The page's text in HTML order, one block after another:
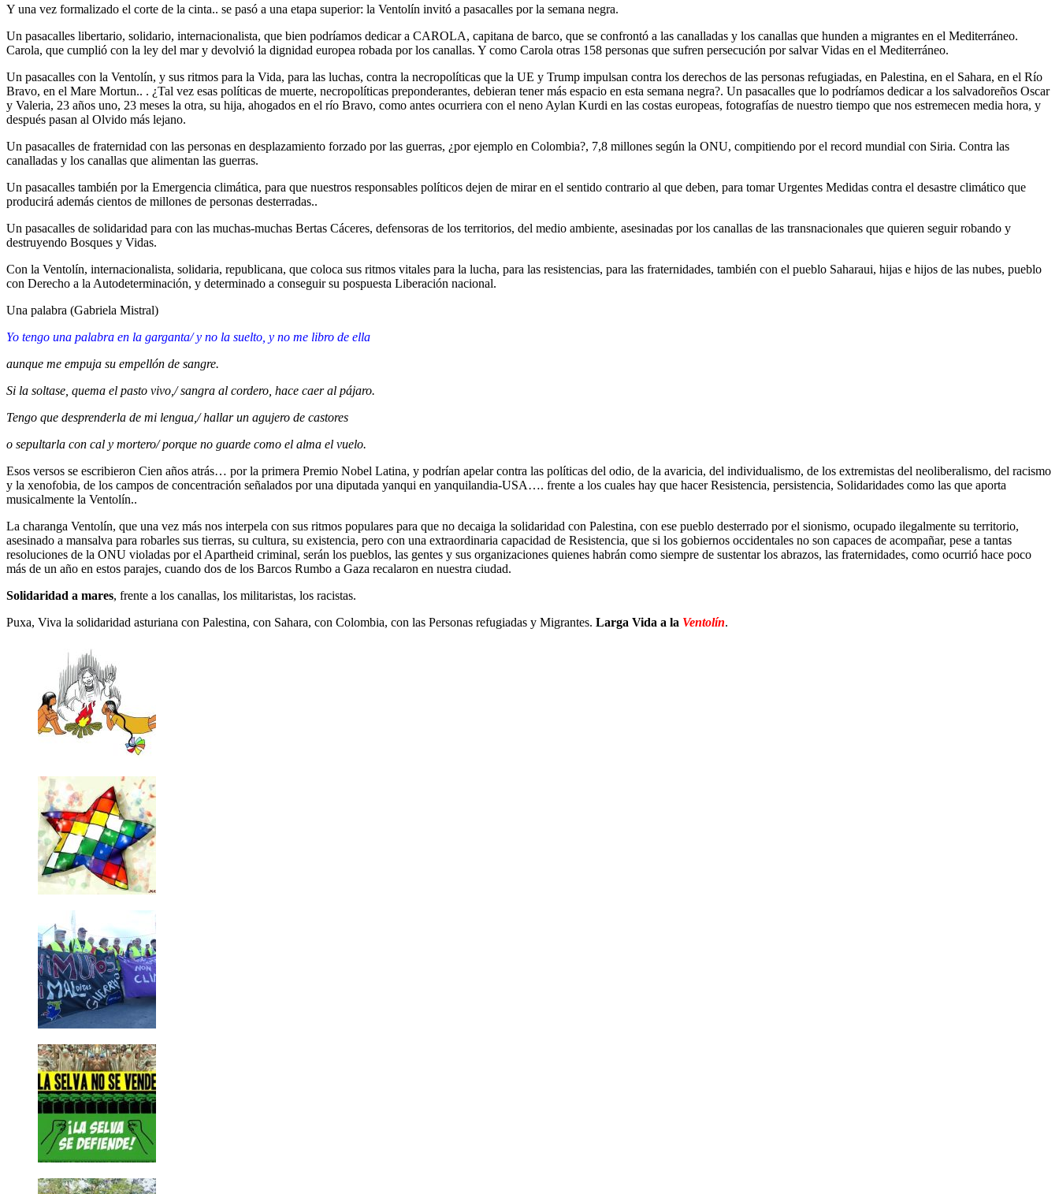
Y una vez formalizado el corte de la cinta.. se pasó a una etapa superior: la Ventolín invitó a pasacalles por la semana negra.
Un pasacalles libertario, solidario, internacionalista, que bien podríamos dedicar a CAROLA, capitana de barco, que se confrontó a las canalladas y los canallas que hunden a migrantes en el Mediterráneo.
Carola, que cumplió con la ley del mar y devolvió la dignidad europea robada por los canallas. Y como Carola otras 158 personas que sufren persecución por salvar Vidas en el Mediterráneo.
Un pasacalles con la Ventolín, y sus ritmos para la Vida, para las luchas, contra la necropolíticas que la UE y Trump impulsan contra los derechos de las personas refugiadas, en Palestina, en el Sahara, en el Río
Bravo, en el Mare Mortun.. . ¿Tal vez esas políticas de muerte, necropolíticas preponderantes, debieran tener más espacio en esta semana negra?. Un pasacalles que lo podríamos dedicar a los salvadoreños Oscar
y Valeria, 23 años uno, 23 meses la otra, su hija, ahogados en el río Bravo, como antes ocurriera con el neno Aylan Kurdi en las costas europeas, fotografías de nuestro tiempo que nos estremecen media hora, y
después pasan al Olvido más lejano.
Un pasacalles de fraternidad con las personas en desplazamiento forzado por las guerras, ¿por ejemplo en Colombia?, 7,8 millones según la ONU, compitiendo por el record mundial con Siria. Contra las
canalladas y los canallas que alimentan las guerras.
Un pasacalles también por la Emergencia climática, para que nuestros responsables políticos dejen de mirar en el sentido contrario al que deben, para tomar Urgentes Medidas contra el desastre climático que
producirá además cientos de millones de personas desterradas..
Un pasacalles de solidaridad para con las muchas-muchas Bertas Cáceres, defensoras de los territorios, del medio ambiente, asesinadas por los canallas de las transnacionales que quieren seguir robando y
destruyendo Bosques y Vidas.
Con la Ventolín, internacionalista, solidaria, republicana, que coloca sus ritmos vitales para la lucha, para las resistencias, para las fraternidades, también con el pueblo Saharaui, hijas e hijos de las nubes, pueblo
con Derecho a la Autodeterminación, y determinado a conseguir su pospuesta Liberación nacional.
Una palabra (Gabriela Mistral)
Yo tengo una palabra en la garganta/ y no la suelto, y no me libro de ella
aunque me empuja su empellón de sangre.
Si la soltase, quema el pasto vivo,/ sangra al cordero, hace caer al pájaro.
Tengo que desprenderla de mi lengua,/ hallar un agujero de castores
o sepultarla con cal y mortero/ porque no guarde como el alma el vuelo.
Esos versos se escribieron Cien años atrás… por la primera Premio Nobel Latina, y podrían apelar contra las políticas del odio, de la avaricia, del individualismo, de los extremistas del neoliberalismo, del racismo
y la xenofobia, de los campos de concentración señalados por una diputada yanqui en yanquilandia-USA…. frente a los cuales hay que hacer Resistencia, persistencia, Solidaridades como las que aporta
musicalmente la Ventolín..
La charanga Ventolín, que una vez más nos interpela con sus ritmos populares para que no decaiga la solidaridad con Palestina, con ese pueblo desterrado por el sionismo, ocupado ilegalmente su territorio,
asesinado a mansalva para robarles sus tierras, su cultura, su existencia, pero con una extraordinaria capacidad de Resistencia, que si los gobiernos occidentales no son capaces de acompañar, pese a tantas
resoluciones de la ONU violadas por el Apartheid criminal, serán los pueblos, las gentes y sus organizaciones quienes habrán como siempre de sustentar los abrazos, las fraternidades, como ocurrió hace poco
más de un año en estos parajes, cuando dos de los Barcos Rumbo a Gaza recalaron en nuestra ciudad.
Solidaridad a mares, frente a los canallas, los militaristas, los racistas.
Puxa, Viva la solidaridad asturiana con Palestina, con Sahara, con Colombia, con las Personas refugiadas y Migrantes. Larga Vida a la Ventolín.